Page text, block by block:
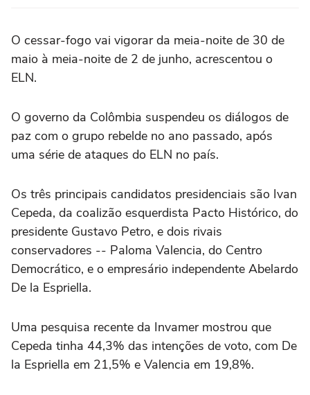
O cessar-fogo vai vigorar da meia-noite de 30 de
‌maio à meia-noite de 2 de ‌junho, acrescentou ⁠o
⁠ELN.
O governo da Colômbia suspendeu os diálogos de
⁠paz ‌com o grupo ‌rebelde no ano passado, após
uma série de ataques do ELN no país.
Os três principais candidatos presidenciais ⁠são Ivan
Cepeda, da coalizão esquerdista Pacto Histórico, do
presidente Gustavo Petro, e dois rivais
conservadores -- Paloma Valencia, ‌do Centro
Democrático, e o empresário independente Abelardo
De la Espriella.
Uma pesquisa ⁠recente da Invamer mostrou que
Cepeda tinha 44,3% das intenções de voto, com De
la Espriella em 21,5% e Valencia em 19,8%.